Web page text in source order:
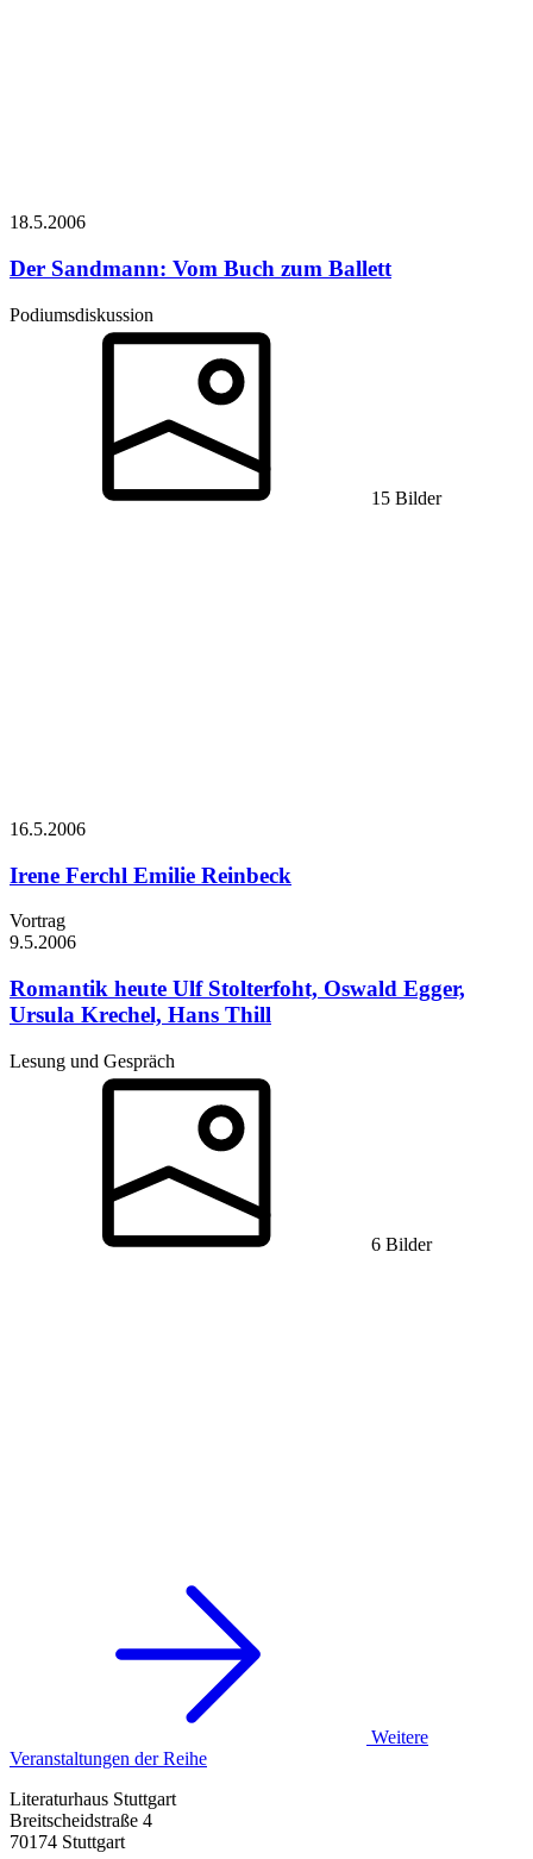
18.5.2006
Der Sandmann: Vom Buch zum Ballett
Podiumsdiskussion
15 Bilder
16.5.2006
Irene Ferchl Emilie Reinbeck
Vortrag
9.5.2006
Romantik heute Ulf Stolterfoht, Oswald Egger,
Ursula Krechel, Hans Thill
Lesung und Gespräch
6 Bilder
Weitere
Veranstaltungen der Reihe
Literaturhaus Stuttgart
Breitscheidstraße 4
70174 Stuttgart